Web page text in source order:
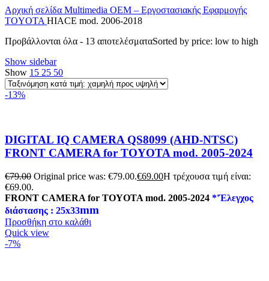
Αρχική σελίδα Multimedia OEM – Εργοστασιακής Εφαρμογής
TOYOTAHIACE mod. 2006-2018
Προβάλλονται όλα - 13 αποτελέσματαSorted by price: low to high
Show sidebar
Show 15 25 50
-13%
DIGITAL IQ CAMERA QS8099 (AHD-NTSC)
FRONT CAMERA for TOYOTA mod. 2005-2024
€79.00 Original price was: €79.00.€69.00Η τρέχουσα τιμή είναι:
€69.00.
FRONT CAMERA for TOYOTA mod. 2005-2024 *'Έλεγχος
διάστασης : 25x33mm
Προσθήκη στο καλάθι
Quick view
-7%